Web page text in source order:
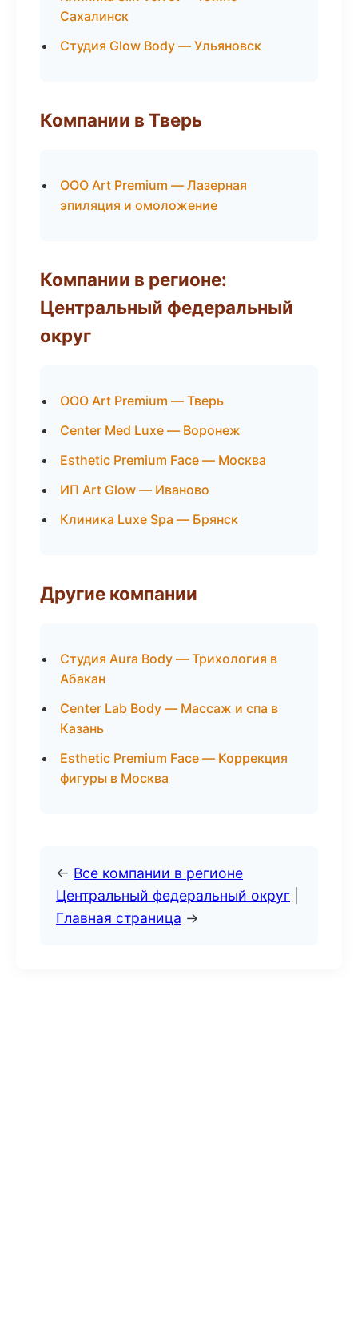
Сахалинск
Студия Glow Body — Ульяновск
Компании в Тверь
ООО Art Premium — Лазерная
эпиляция и омоложение
Компании в регионе:
Центральный федеральный
округ
ООО Art Premium — Тверь
Center Med Luxe — Воронеж
Esthetic Premium Face — Москва
ИП Art Glow — Иваново
Клиника Luxe Spa — Брянск
Другие компании
Студия Aura Body — Трихология в
Абакан
Center Lab Body — Массаж и спа в
Казань
Esthetic Premium Face — Коррекция
фигуры в Москва
← Все компании в регионе
Центральный федеральный округ
Главная страница →